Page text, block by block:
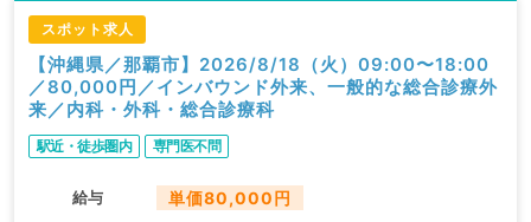
スポット求人
【沖縄県／那覇市】2026/8/18（火）09:00〜18:00
／80,000円／インバウンド外来、一般的な総合診療外
来／内科・外科・総合診療科
駅近・徒歩圏内 専門医不問
給与 単価80,000円